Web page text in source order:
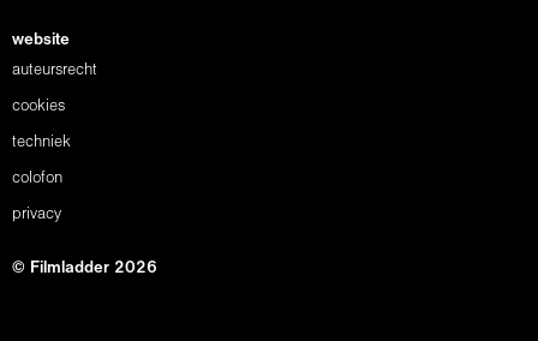
website
auteursrecht
cookies
techniek
colofon
privacy
© Filmladder 2026